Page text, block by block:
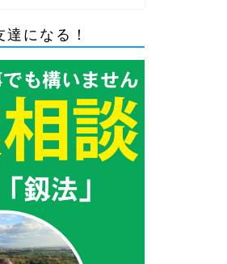
になる！